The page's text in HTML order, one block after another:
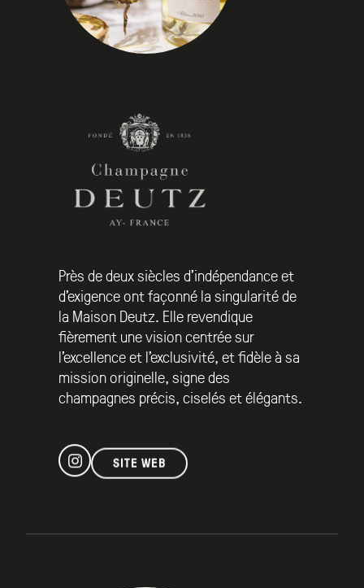
Près de deux siècles d’indépendance et
d’exigence ont façonné la singularité de
la Maison Deutz. Elle revendique
fièrement une vision centrée sur
l’excellence et l’exclusivité, et fidèle à sa
mission originelle, signe des
champagnes précis, ciselés et élégants.
SITE WEB